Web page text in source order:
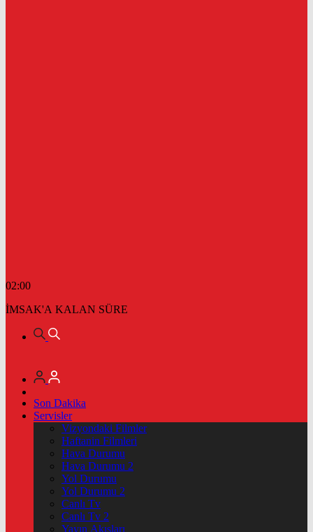
02:00
İMSAK'A KALAN SÜRE
Son Dakika
Servisler
Vizyondaki Filmler
Haftanin Filmleri
Hava Durumu
Hava Durumu 2
Yol Durumu
Yol Durumu 2
Canlı Tv
Canlı Tv 2
Yayın Akışları